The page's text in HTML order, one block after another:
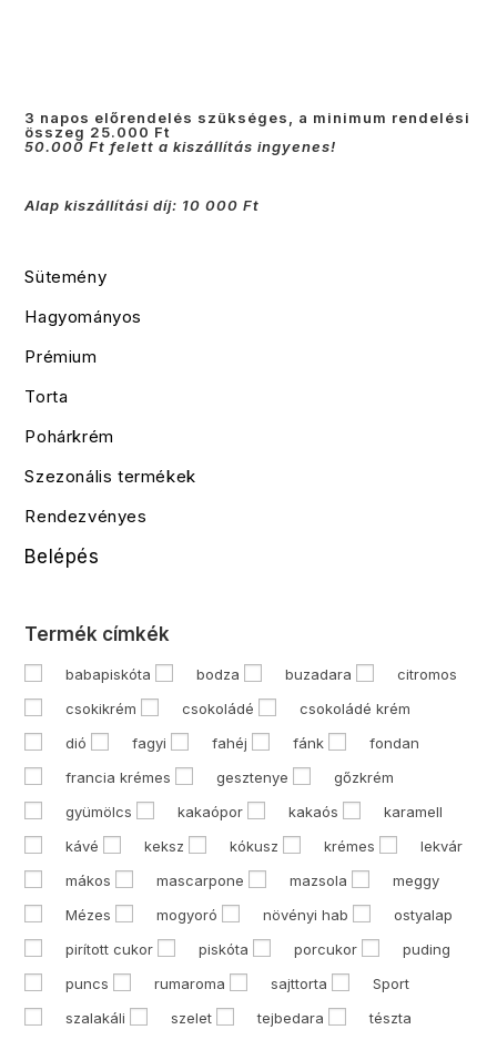
3 napos előrendelés szükséges, a minimum rendelési
összeg 25.000 Ft
50.000 Ft felett a kiszállítás ingyenes!
Alap kiszállítási díj: 10 000 Ft
Sütemény
Hagyományos
Prémium
Torta
Pohárkrém
Szezonális termékek
Rendezvényes
Belépés
Termék címkék
babapiskóta bodza buzadara
citromos
csokikrém
csokoládé
csokoládé krém
dió
fagyi fahéj fánk
fondan
francia krémes
gesztenye
gőzkrém
gyümölcs
kakaópor kakaós
karamell
kávé
keksz kókusz krémes
lekvár
mákos
mascarpone mazsola
meggy
Mézes
mogyoró növényi hab
ostyalap
pirított cukor
piskóta porcukor
puding
puncs
rumaroma sajttorta
Sport
szalakáli
szelet tejbedara
tészta